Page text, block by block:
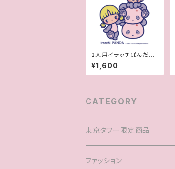
2人用イラッチぱんだ風
似顔絵
¥1,600
CATEGORY
東京タワー限定商品
ファッション